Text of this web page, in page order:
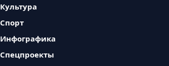
Культура
Спорт
Инфографика
Спецпроекты